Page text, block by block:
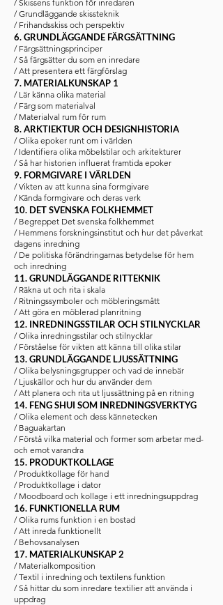
/ Skissens funktion för inredaren
/ Grundläggande skissteknik
/ Frihandsskiss och perspektiv
6. GRUNDLÄGGANDE FÄRGSÄTTNING
/ Färgsättningsprinciper
/ Så färgsätter du som en inredare
/ Att presentera ett färgförslag
7. MATERIALKUNSKAP 1
/ Lär känna olika material
/ Färg som materialval
/ Materialval rum för rum
8. ARKTIEKTUR OCH DESIGNHISTORIA
/ Olika epoker runt om i världen
/ Identifiera olika möbelstilar och arkitekturer
/ Så har historien influerat framtida epoker
9. FORMGIVARE I VÄRLDEN
/ Vikten av att kunna sina formgivare
/ Kända formgivare och deras verk
10. DET SVENSKA FOLKHEMMET
/ Begreppet Det svenska folkhemmet
/ Hemmens forskningsinstitut och hur det påverkat
dagens inredning
/ De politiska förändringarnas betydelse för hem
och inredning
11. GRUNDLÄGGANDE RITTEKNIK
/ Räkna ut och rita i skala
/ Ritningssymboler och möbleringsmått
/ Att göra en möblerad planritning
12. INREDNINGSSTILAR OCH STILNYCKLAR
/ Olika inredningsstilar och stilnycklar
/ Förståelse för vikten att känna till olika stilar
13. GRUNDLÄGGANDE LJUSSÄTTNING
/ Olika belysningsgrupper och vad de innebär
/ Ljuskällor och hur du använder dem
/ Att planera och rita ut ljussättning på en ritning
14. FENG SHUI SOM INREDNINGSVERKTYG
/ Olika element och dess kännetecken
/ Baguakartan
/ Förstå vilka material och former som arbetar med-
och emot varandra
15. PRODUKTKOLLAGE
/ Produktkollage för hand
/ Produktkollage i dator
/ Moodboard och kollage i ett inredningsuppdrag
16. FUNKTIONELLA RUM
/ Olika rums funktion i en bostad
/ Att inreda funktionellt
/ Behovsanalysen
17. MATERIALKUNSKAP 2
/ Materialkomposition
/ Textil i inredning och textilens funktion
/ Så hittar du som inredare textilier att använda i
uppdrag